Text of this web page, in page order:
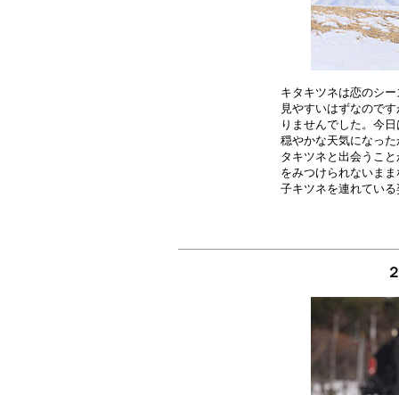
キタキツネは恋のシ
見やすいはずなので
りませんでした。今
穏やかな天気になっ
タキツネと出会うこ
をみつけられないま